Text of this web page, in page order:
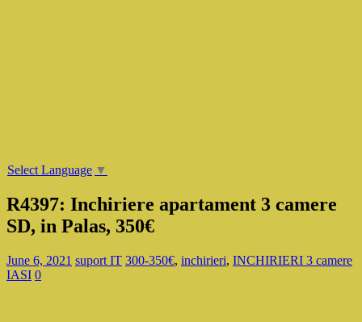
Select Language ▼
R4397: Inchiriere apartament 3 camere
SD, in Palas, 350€
June 6, 2021 suport IT 300-350€, inchirieri, INCHIRIERI 3 camere
IASI 0